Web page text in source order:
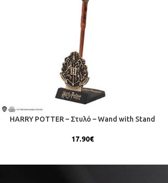
HARRY POTTER – Στυλό – Wand with Stand
17.90€